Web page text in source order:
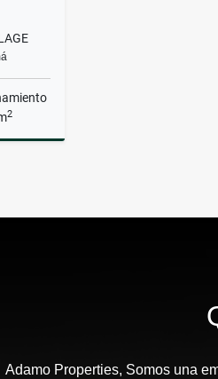
2
Adamo Properties, Somos una